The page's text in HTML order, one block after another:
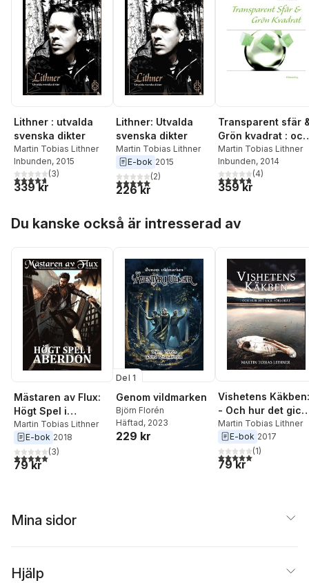
Lithner : utvalda
svenska dikter
Martin Tobias Lithner
Inbunden, 2015
4,7utav 5 stjärnor. Totalt antal röster:
(3)
339 kr
Lithner: Utvalda
svenska dikter
Martin Tobias Lithner
E-bok 2015
5,0utav 5 stjärnor. Totalt antal röster:
(2)
226 kr
Transparent sfär
Grön kvadrat : och
andra dikter
Martin Tobias Lithner
Inbunden, 2014
4,8utav 5 stjärnor.
(4)
359 kr
Du kanske också är intresserad av
Mästaren av Flux:
Högt Spel i
Aberdon
Martin Tobias Lithner
E-bok 2018
5,0utav 5 stjärnor. Totalt antal röster:
(3)
79 kr
Del 1
Genom vildmarken
Björn Florén
Häftad, 2023
229 kr
Vishetens Käkben:
- Och hur det gick
förlorat
Martin Tobias Lithner
E-bok 2017
5,0utav 5 stjärnor.
(1)
79 kr
Mina sidor
Hjälp